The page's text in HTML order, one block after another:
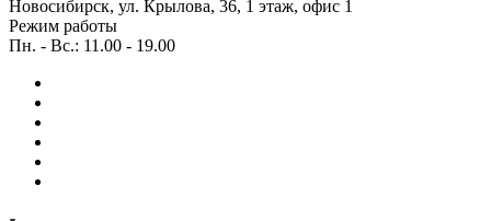
Новосибирск, ул. Крылова, 36, 1 этаж, офис 1
Режим работы
Пн. - Вс.: 11.00 - 19.00